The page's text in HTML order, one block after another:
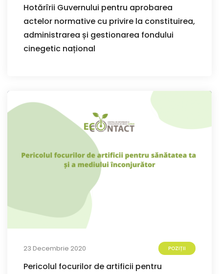
Hotărîrii Guvernului pentru aprobarea
actelor normative cu privire la constituirea,
administrarea și gestionarea fondului
cinegetic național
23 Decembrie 2020 POZIȚII
Pericolul focurilor de artificii pentru